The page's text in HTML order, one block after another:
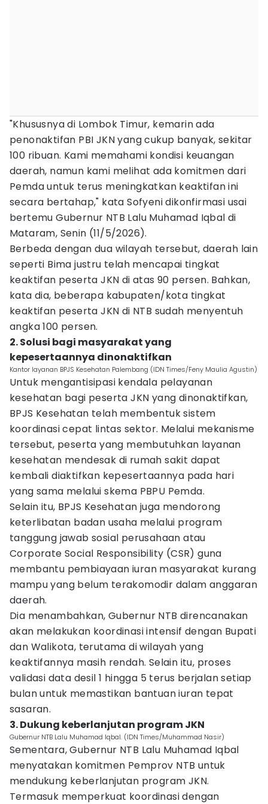
"Khususnya di Lombok Timur, kemarin ada
penonaktifan PBI JKN yang cukup banyak, sekitar
100 ribuan. Kami memahami kondisi keuangan
daerah, namun kami melihat ada komitmen dari
Pemda untuk terus meningkatkan keaktifan ini
secara bertahap," kata Sofyeni dikonfirmasi usai
bertemu Gubernur NTB Lalu Muhamad Iqbal di
Mataram, Senin (11/5/2026).
Berbeda dengan dua wilayah tersebut, daerah lain
seperti Bima justru telah mencapai tingkat
keaktifan peserta JKN di atas 90 persen. Bahkan,
kata dia, beberapa kabupaten/kota tingkat
keaktifan peserta JKN di NTB sudah menyentuh
angka 100 persen.
2. Solusi bagi masyarakat yang
kepesertaannya dinonaktifkan
Kantor layanan BPJS Kesehatan Palembang (IDN Times/Feny Maulia Agustin)
Untuk mengantisipasi kendala pelayanan
kesehatan bagi peserta JKN yang dinonaktifkan,
BPJS Kesehatan telah membentuk sistem
koordinasi cepat lintas sektor. Melalui mekanisme
tersebut, peserta yang membutuhkan layanan
kesehatan mendesak di rumah sakit dapat
kembali diaktifkan kepesertaannya pada hari
yang sama melalui skema PBPU Pemda.
Selain itu, BPJS Kesehatan juga mendorong
keterlibatan badan usaha melalui program
tanggung jawab sosial perusahaan atau
Corporate Social Responsibility (CSR) guna
membantu pembiayaan iuran masyarakat kurang
mampu yang belum terakomodir dalam anggaran
daerah.
Dia menambahkan, Gubernur NTB direncanakan
akan melakukan koordinasi intensif dengan Bupati
dan Walikota, terutama di wilayah yang
keaktifannya masih rendah. Selain itu, proses
validasi data desil 1 hingga 5 terus berjalan setiap
bulan untuk memastikan bantuan iuran tepat
sasaran.
3. Dukung keberlanjutan program JKN
Gubernur NTB Lalu Muhamad Iqbal. (IDN Times/Muhammad Nasir)
Sementara, Gubernur NTB Lalu Muhamad Iqbal
menyatakan komitmen Pemprov NTB untuk
mendukung keberlanjutan program JKN.
Termasuk memperkuat koordinasi dengan